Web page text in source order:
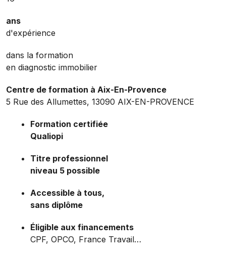
ans
d'expérience
dans la formation
en diagnostic immobilier
Centre de formation à Aix-En-Provence
5 Rue des Allumettes, 13090 AIX-EN-PROVENCE
Formation certifiée
Qualiopi
Titre professionnel
niveau 5 possible
Accessible à tous,
sans diplôme
Éligible aux financements
CPF, OPCO, France Travail…